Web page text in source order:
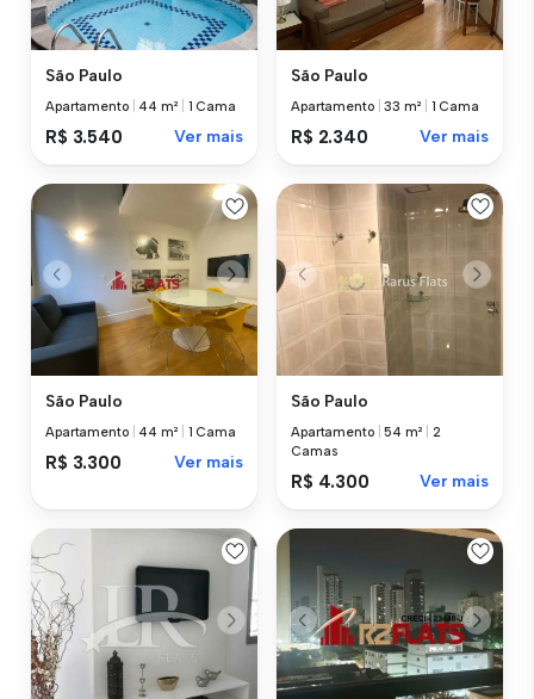
São Paulo
Apartamento 44 m² 1 Cama
R$ 3.540 Ver mais
São Paulo
Apartamento |33 m² 1 Cama
R$ 2.340 Ver mais
São Paulo
Apartamento 44 m² 1 Cama
R$ 3.300 Ver mais
São Paulo
Apartamento |54 m²
2
Camas
R$ 4.300 Ver mais